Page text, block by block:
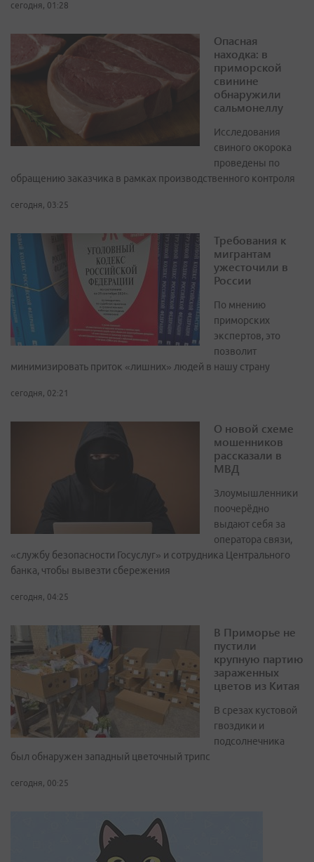
сегодня, 01:28
Опасная
находка: в
приморской
свинине
обнаружили
сальмонеллу
Исследования
свиного окорока
проведены по
обращению заказчика в рамках производственного контроля
сегодня, 03:25
Требования к
мигрантам
ужесточили в
России
По мнению
приморских
экспертов, это
позволит
минимизировать приток «лишних» людей в нашу страну
сегодня, 02:21
О новой схеме
мошенников
рассказали в
МВД
Злоумышленники
поочерёдно
выдают себя за
оператора связи,
«службу безопасности Госуслуг» и сотрудника Центрального
банка, чтобы вывезти сбережения
сегодня, 04:25
В Приморье не
пустили
крупную партию
зараженных
цветов из Китая
В срезах кустовой
гвоздики и
подсолнечника
был обнаружен западный цветочный трипс
сегодня, 00:25